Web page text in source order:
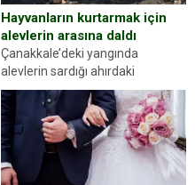
Hayvanların kurtarmak için
alevlerin arasına daldı
Çanakkale’deki yangında
alevlerin sardığı ahırdaki
hayvanlarını kurtarmak isteyen
Zeki Demir (66) ölümden döndü.
Yüzünde ve ellerinde yanıklar
oluşan Demir, kâbus dolu anları
anlattı… Merkeze bağlı...